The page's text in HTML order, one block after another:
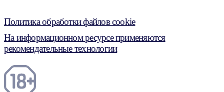
Политика обработки файлов cookie
На информационном ресурсе применяются
рекомендательные технологии